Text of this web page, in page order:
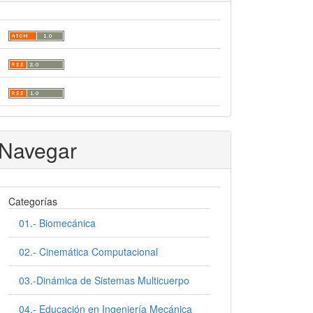
Categorías
01.- Biomecánica
02.- Cinemática Computacional
03.-Dinámica de Sistemas Multicuerpo
04.- Educación en Ingeniería Mecánica